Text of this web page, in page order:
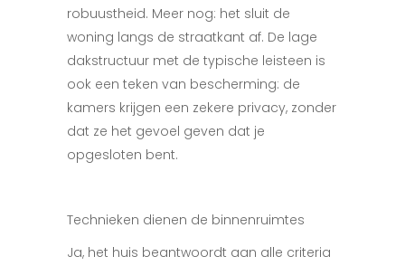
robuustheid. Meer nog: het sluit de
woning langs de straatkant af. De lage
dakstructuur met de typische leisteen is
ook een teken van bescherming: de
kamers krijgen een zekere privacy, zonder
dat ze het gevoel geven dat je
opgesloten bent.
Technieken dienen de binnenruimtes
Ja, het huis beantwoordt aan alle criteria